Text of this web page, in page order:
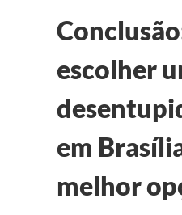
escolher
em
melhor